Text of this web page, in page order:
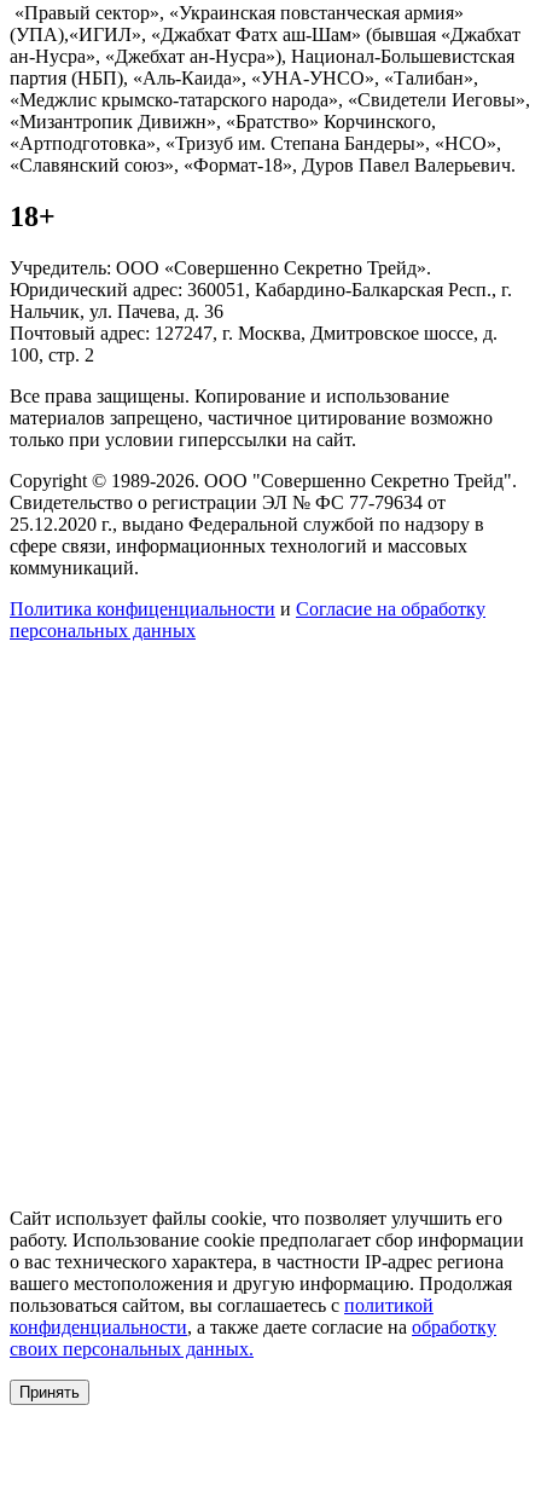
«Правый сектор», «Украинская повстанческая армия»
(УПА),«ИГИЛ», «Джабхат Фатх аш-Шам» (бывшая «Джабхат
ан-Нусра», «Джебхат ан-Нусра»), Национал-Большевистская
партия (НБП), «Аль-Каида», «УНА-УНСО», «Талибан»,
«Меджлис крымско-татарского народа», «Свидетели Иеговы»,
«Мизантропик Дивижн», «Братство» Корчинского,
«Артподготовка», «Тризуб им. Степана Бандеры», «НСО»,
«Славянский союз», «Формат-18», Дуров Павел Валерьевич.
18+
Учредитель: ООО «Совершенно Секретно Трейд».
Юридический адрес: 360051, Кабардино-Балкарская Респ., г.
Нальчик, ул. Пачева, д. 36
Почтовый адрес: 127247, г. Москва, Дмитровское шоссе, д.
100, стр. 2
Все права защищены. Копирование и использование
материалов запрещено, частичное цитирование возможно
только при условии гиперссылки на сайт.
Copyright © 1989-2026. ООО "Совершенно Секретно Трейд".
Свидетельство о регистрации ЭЛ № ФС 77-79634 от
25.12.2020 г., выдано Федеральной службой по надзору в
сфере связи, информационных технологий и массовых
коммуникаций.
Политика конфиценциальности и Согласие на обработку
персональных данных
Сайт использует файлы cookie, что позволяет улучшить его
работу. Использование cookie предполагает сбор информации
о вас технического характера, в частности IP-адрес региона
вашего местоположения и другую информацию. Продолжая
пользоваться сайтом, вы соглашаетесь с политикой
конфиденциальности, а также даете согласие на обработку
своих персональных данных.
Принять